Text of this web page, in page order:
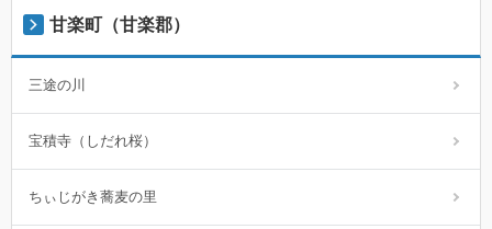
甘楽町（甘楽郡）
三途の川
宝積寺（しだれ桜）
ちぃじがき蕎麦の里